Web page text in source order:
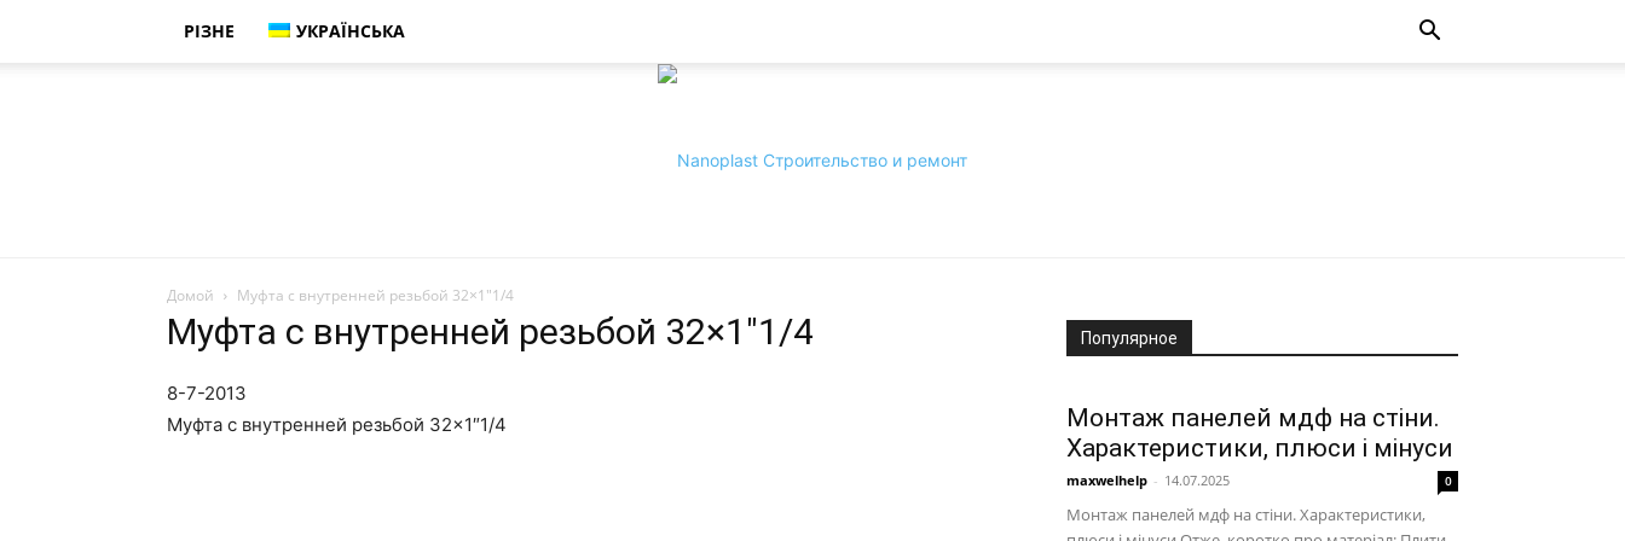
РІЗНЕ УКРАЇНСЬКА
Домой Муфта с внутренней резьбой 32×1″1/4
Муфта с внутренней резьбой 32×1″1/4
8-7-2013
Муфта с внутренней резьбой 32×1″1/4
Популярное
Монтаж панелей мдф на стіни.
Характеристики, плюси і мінуси
maxwelhelp - 14.07.2025 0
Монтаж панелей мдф на стіни. Характеристики,